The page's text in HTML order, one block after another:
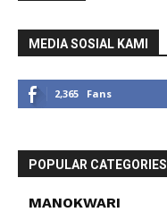
MEDIA SOSIAL KAMI
2,365 Fans
POPULAR CATEGORIES
MANOKWARI